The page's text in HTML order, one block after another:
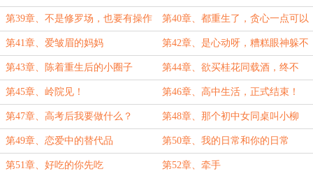
第39章、不是修罗场，也要有操作 第40章、都重生了，贪心一点可以
理解的吧
第41章、爱皱眉的妈妈 第42章、是心动呀，糟糕眼神躲不
掉
第43章、陈着重生后的小圈子 第44章、欲买桂花同载酒，终不
似，少年游
第45章、岭院见！ 第46章、高中生活，正式结束！
第47章、高考后我要做什么？ 第48章、那个初中女同桌叫小柳
第49章、恋爱中的替代品 第50章、我的日常和你的日常
第51章、好吃的你先吃 第52章、牵手